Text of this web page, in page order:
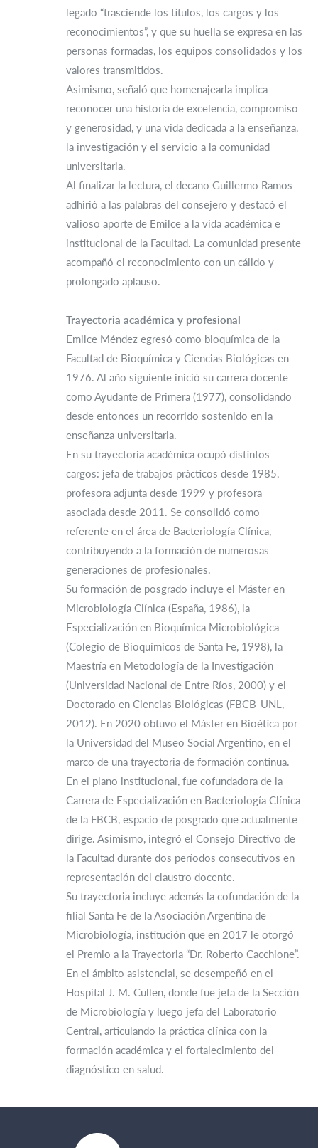
legado “trasciende los títulos, los cargos y los
reconocimientos”, y que su huella se expresa en las
personas formadas, los equipos consolidados y los
valores transmitidos.
Asimismo, señaló que homenajearla implica
reconocer una historia de excelencia, compromiso
y generosidad, y una vida dedicada a la enseñanza,
la investigación y el servicio a la comunidad
universitaria.
Al finalizar la lectura, el decano Guillermo Ramos
adhirió a las palabras del consejero y destacó el
valioso aporte de Emilce a la vida académica e
institucional de la Facultad. La comunidad presente
acompañó el reconocimiento con un cálido y
prolongado aplauso.
Trayectoria académica y profesional
Emilce Méndez egresó como bioquímica de la
Facultad de Bioquímica y Ciencias Biológicas en
1976. Al año siguiente inició su carrera docente
como Ayudante de Primera (1977), consolidando
desde entonces un recorrido sostenido en la
enseñanza universitaria.
En su trayectoria académica ocupó distintos
cargos: jefa de trabajos prácticos desde 1985,
profesora adjunta desde 1999 y profesora
asociada desde 2011. Se consolidó como
referente en el área de Bacteriología Clínica,
contribuyendo a la formación de numerosas
generaciones de profesionales.
Su formación de posgrado incluye el Máster en
Microbiología Clínica (España, 1986), la
Especialización en Bioquímica Microbiológica
(Colegio de Bioquímicos de Santa Fe, 1998), la
Maestría en Metodología de la Investigación
(Universidad Nacional de Entre Ríos, 2000) y el
Doctorado en Ciencias Biológicas (FBCB-UNL,
2012). En 2020 obtuvo el Máster en Bioética por
la Universidad del Museo Social Argentino, en el
marco de una trayectoria de formación continua.
En el plano institucional, fue cofundadora de la
Carrera de Especialización en Bacteriología Clínica
de la FBCB, espacio de posgrado que actualmente
dirige. Asimismo, integró el Consejo Directivo de
la Facultad durante dos períodos consecutivos en
representación del claustro docente.
Su trayectoria incluye además la cofundación de la
filial Santa Fe de la Asociación Argentina de
Microbiología, institución que en 2017 le otorgó
el Premio a la Trayectoria “Dr. Roberto Cacchione”.
En el ámbito asistencial, se desempeñó en el
Hospital J. M. Cullen, donde fue jefa de la Sección
de Microbiología y luego jefa del Laboratorio
Central, articulando la práctica clínica con la
formación académica y el fortalecimiento del
diagnóstico en salud.